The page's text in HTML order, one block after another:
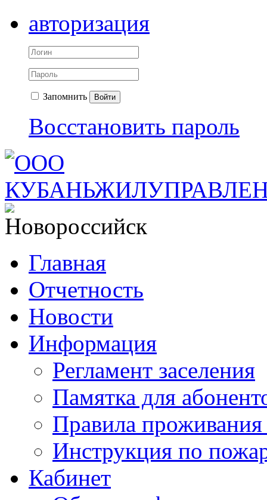
авторизация
Запомнить Войти
Восстановить пароль
Главная
Отчетность
Новости
Информация
Регламент заселения
Памятка для
Правила
Инструкция по
Кабинет